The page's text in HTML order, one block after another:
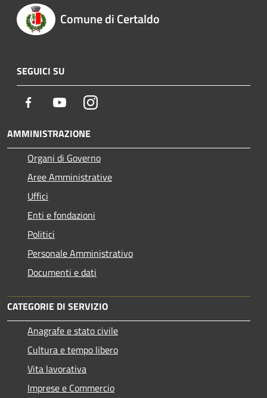
Comune di Certaldo
SEGUICI SU
Facebook YoutubeInstagram
AMMINISTRAZIONE
Organi di Governo
Aree Amministrative
Uffici
Enti e fondazioni
Politici
Personale Amministrativo
Documenti e dati
CATEGORIE DI SERVIZIO
Anagrafe e stato civile
Cultura e tempo libero
Vita lavorativa
Imprese e Commercio